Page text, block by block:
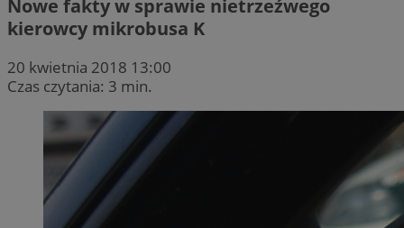
Nowe fakty w sprawie nietrzeźwego
kierowcy mikrobusa K
20 kwietnia 2018 13:00
Czas czytania: 3 min.